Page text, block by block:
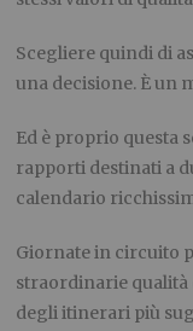
Scegliere quindi di
una decisione. È un
Ed è proprio questa
rapporti destinati a
calendario
Giornate in circuito
straordinarie qualità
degli itinerari più